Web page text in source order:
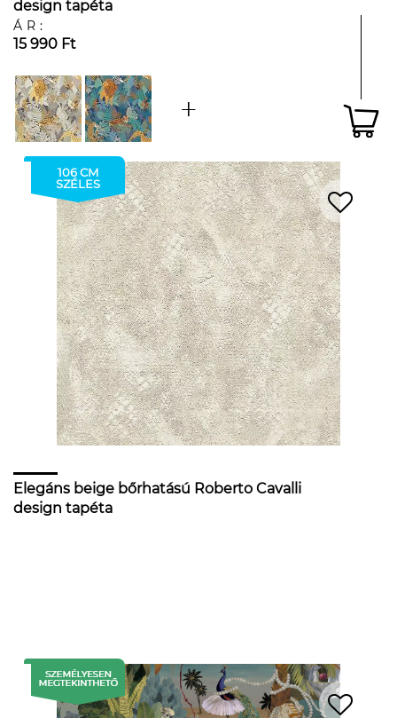
design tapéta
ÁR:
15 990 Ft
106 CM
SZÉLES
Elegáns beige bőrhatású Roberto Cavalli
design tapéta